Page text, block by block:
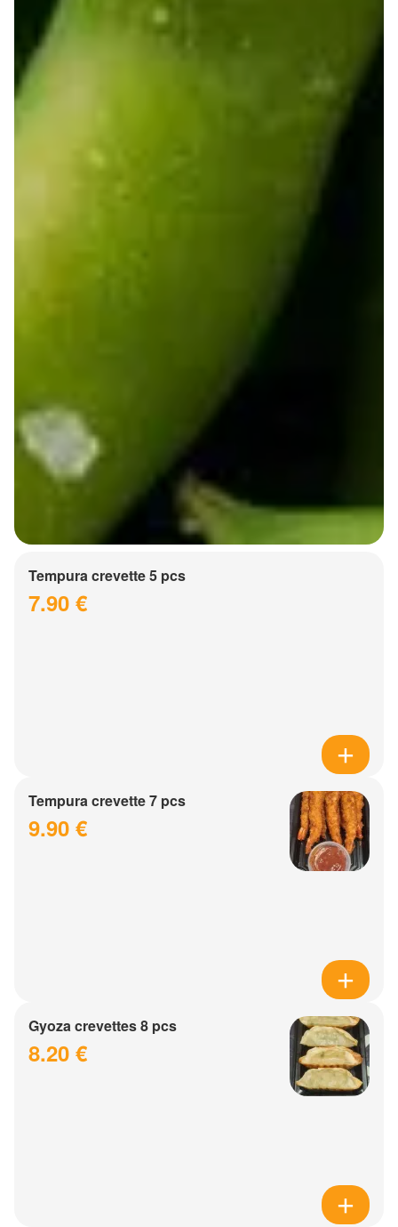
Tempura crevette 5 pcs
7.90 €
Tempura crevette 7 pcs
9.90 €
Gyoza crevettes 8 pcs
8.20 €